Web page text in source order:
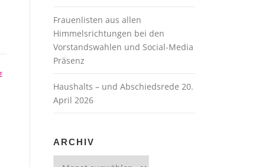
Frauenlisten aus allen
Himmelsrichtungen bei den
Vorstandswahlen und Social-Media
Präsenz
Haushalts – und Abschiedsrede 20.
April 2026
ARCHIV